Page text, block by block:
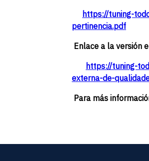
https://tuning-
pertinencia.pdf
Enlace a la versión
https://tuning-
externa-de-
Para más